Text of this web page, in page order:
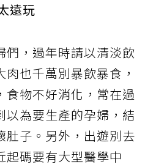
遠玩
們，過年時請以清淡飲
也千萬別暴飲暴食，
食物不好消化，常在過
以為要生產的孕婦，結
肚子。另外，出遊別去
起碼要有大型醫學中